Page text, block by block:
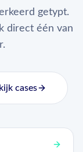
getypt.
direct één van
cases